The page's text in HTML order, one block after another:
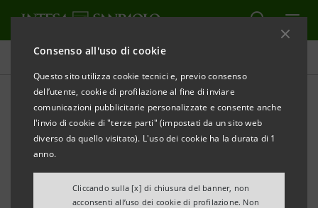
Consenso all'uso di cookie
Questo sito utilizza cookie tecnici e, previo consenso
dell’utente, cookie di profilazione al fine di inviare
comunicazioni pubblicitarie personalizzate e consente anche
l'invio di cookie di "terze parti" (impostati da un sito web
diverso da quello visitato). L'uso dei cookie ha la durata di 1
anno.
Cliccando sulla [x] di chiusura del banner, non
acconsenti all’uso dei cookie di profilazione. Non
Tutte le news
Intesa Sanpaolo e Gruppo
Panini: album e figurine per
i nuovi conti under 18